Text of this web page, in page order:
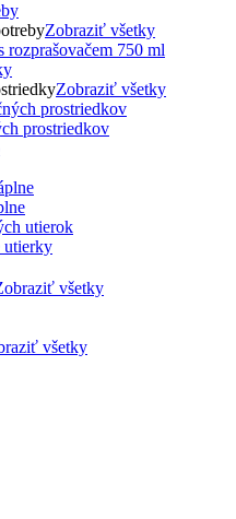
Zobraziť všetky
Zobraziť všetky
prostriedkov
utierky
všetky
všetky